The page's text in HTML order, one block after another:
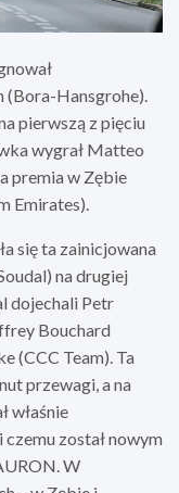
(Bora-Hansgrohe).
pierwszą z pięciu
wygrał Matteo
premia w Zębie
Emirates).
się ta zainicjowana
na drugiej
dojechali Petr
Bouchard
(CCC Team). Ta
przewagi, a na
właśnie
został nowym
W